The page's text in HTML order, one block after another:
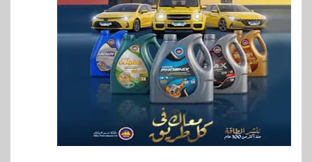
9 اخبار
فيكسد مصر و”حلول” تتشاركان
في تطوير أول منصة للسياحة
الصحية في مصر والشرق الأوسط
وأفريقيا Tour4Cure
سوق وصلة